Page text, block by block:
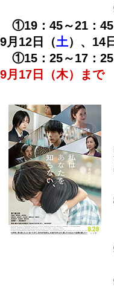
①19：45～21：45
9月12日（土）、14
①15：25～17：25
9月17日（木）まで